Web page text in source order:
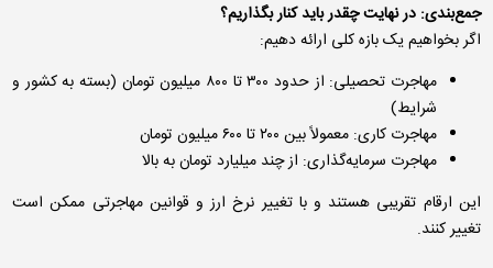
جمع‌بندی: در نهایت چقدر باید کنار بگذاریم؟
اگر بخواهیم یک بازه کلی ارائه دهیم:
مهاجرت تحصیلی: از حدود ۳۰۰ تا ۸۰۰ میلیون تومان (بسته به کشور و
شرایط)
مهاجرت کاری: معمولاً بین ۲۰۰ تا ۶۰۰ میلیون تومان
مهاجرت سرمایه‌گذاری: از چند میلیارد تومان به بالا
این ارقام تقریبی هستند و با تغییر نرخ ارز و قوانین مهاجرتی ممکن است
تغییر کنند.